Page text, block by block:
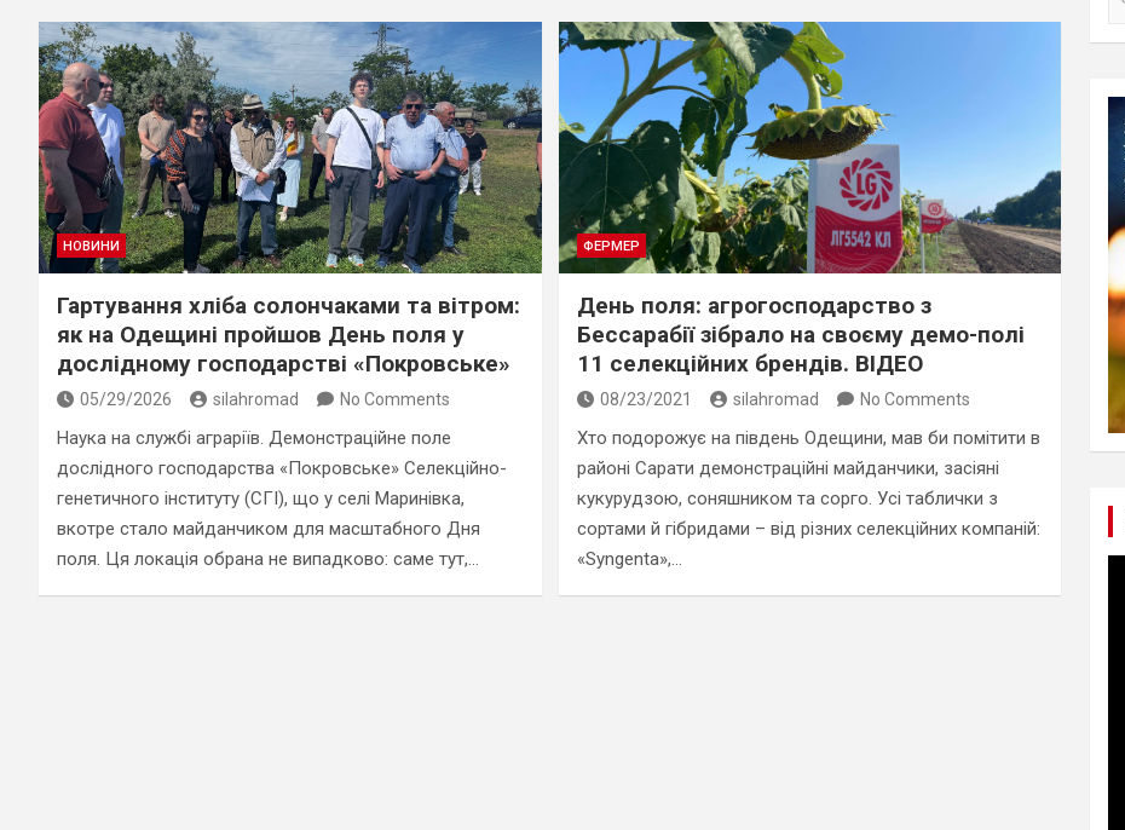
НОВИНИ
Гартування хліба солончаками та вітром:
як на Одещині пройшов День поля у
дослідному господарстві «Покровське»
05/29/2026 silahromad No Comments
Наука на службі аграріїв. Демонстраційне поле
дослідного господарства «Покровське» Селекційно-
генетичного інституту (СГІ), що у селі Маринівка,
вкотре стало майданчиком для масштабного Дня
поля. Ця локація обрана не випадково: саме тут,…
ФЕРМЕР
День поля: агрогосподарство з
Бессарабії зібрало на своєму демо-полі
11 селекційних брендів. ВІДЕО
08/23/2021 silahromad No Comments
Хто подорожує на південь Одещини, мав би помітити в
районі Сарати демонстраційні майданчики, засіяні
кукурудзою, соняшником та сорго. Усі таблички з
сортами й гібридами – від різних селекційних компаній:
«Syngenta»,…
a